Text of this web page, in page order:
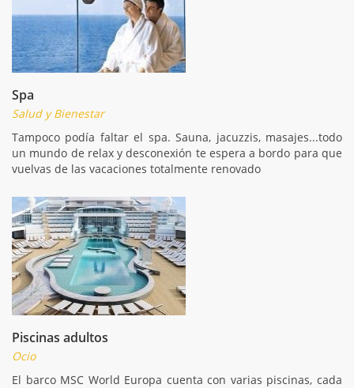
Spa
Salud y Bienestar
Tampoco podía faltar el spa. Sauna, jacuzzis, masajes...todo
un mundo de relax y desconexión te espera a bordo para que
vuelvas de las vacaciones totalmente renovado
Piscinas adultos
Ocio
El barco MSC World Europa cuenta con varias piscinas, cada